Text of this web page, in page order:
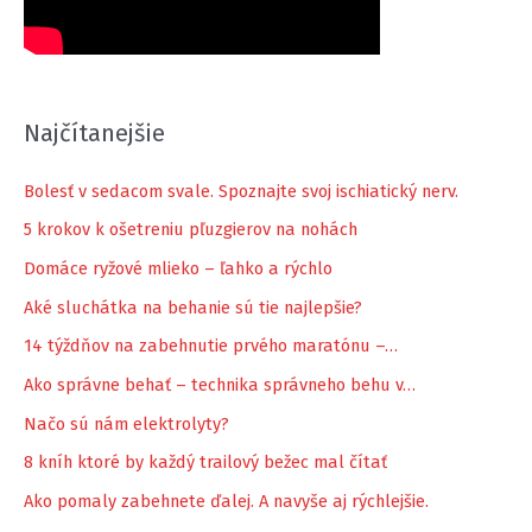
Najčítanejšie
Bolesť v sedacom svale. Spoznajte svoj ischiatický nerv.
5 krokov k ošetreniu pľuzgierov na nohách
Domáce ryžové mlieko – ľahko a rýchlo
Aké sluchátka na behanie sú tie najlepšie?
14 týždňov na zabehnutie prvého maratónu –…
Ako správne behať – technika správneho behu v…
Načo sú nám elektrolyty?
8 kníh ktoré by každý trailový bežec mal čítať
Ako pomaly zabehnete ďalej. A navyše aj rýchlejšie.